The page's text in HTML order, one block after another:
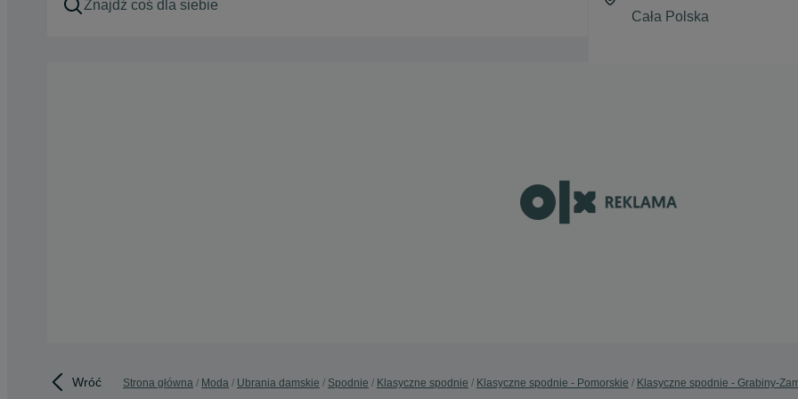
Wróć Strona główna Moda Ubrania damskie Spodnie Klasyczne spodnie Klasyczne spodnie - Pomorskie Klasyczne spodnie - Grabiny-